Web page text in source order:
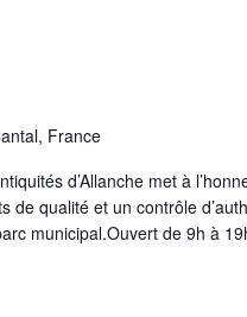
France
d’Allanche met à
de qualité et un contrôle
municipal.Ouvert de 9h à